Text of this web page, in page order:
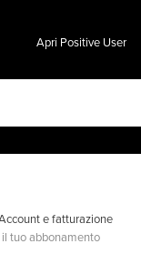
Apri Positive User
e fatturazione
tuo abbonamento